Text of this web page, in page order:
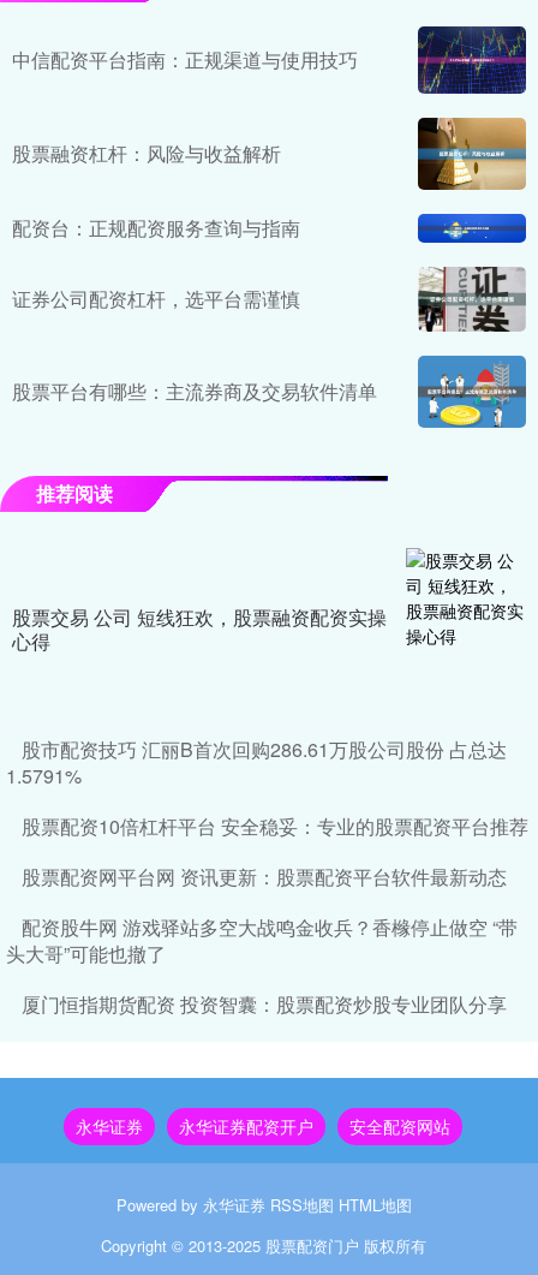
中信配资平台指南：正规渠道与使用技巧
股票融资杠杆：风险与收益解析
配资台：正规配资服务查询与指南
证券公司配资杠杆，选平台需谨慎
股票平台有哪些：主流券商及交易软件清单
推荐阅读
股票交易 公司 短线狂欢，股票融资配资实操
心得
股市配资技巧 汇丽B首次回购286.61万股公司股份 占总达
1.5791%
股票配资10倍杠杆平台 安全稳妥：专业的股票配资平台推荐
股票配资网平台网 资讯更新：股票配资平台软件最新动态
配资股牛网 游戏驿站多空大战鸣金收兵？香橼停止做空 “带
头大哥”可能也撤了
厦门恒指期货配资 投资智囊：股票配资炒股专业团队分享
永华证券 永华证券配资开户 安全配资网站
Powered by 永华证券 RSS地图 HTML地图
Copyright © 2013-2025 股票配资门户 版权所有